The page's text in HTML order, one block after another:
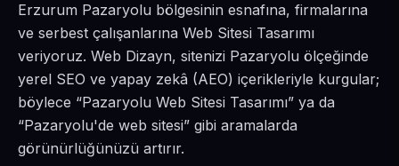
Erzurum Pazaryolu bölgesinin esnafına, firmalarına
ve serbest çalışanlarına Web Sitesi Tasarımı
veriyoruz. Web Dizayn, sitenizi Pazaryolu ölçeğinde
yerel SEO ve yapay zekâ (AEO) içerikleriyle kurgular;
böylece “Pazaryolu Web Sitesi Tasarımı” ya da
“Pazaryolu'de web sitesi” gibi aramalarda
görünürlüğünüzü artırır.